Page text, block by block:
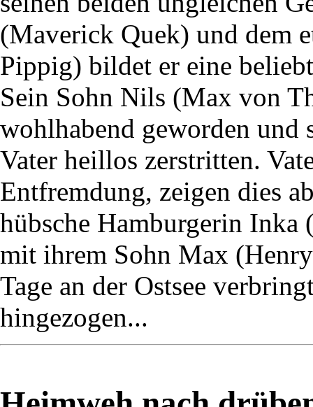
(Maverick Quek) und dem
Pippig) bildet er eine
Sein Sohn Nils (Max von
wohlhabend geworden und
Vater heillos zerstritten.
Entfremdung, zeigen dies
hübsche Hamburgerin
mit ihrem Sohn Max
Tage an der Ostsee
hingezogen...